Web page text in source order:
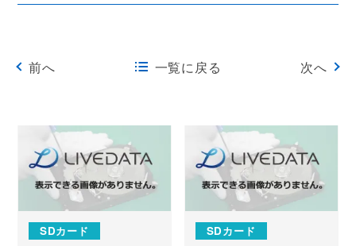
前へ 一覧に戻る 次へ
SDカード SDカード